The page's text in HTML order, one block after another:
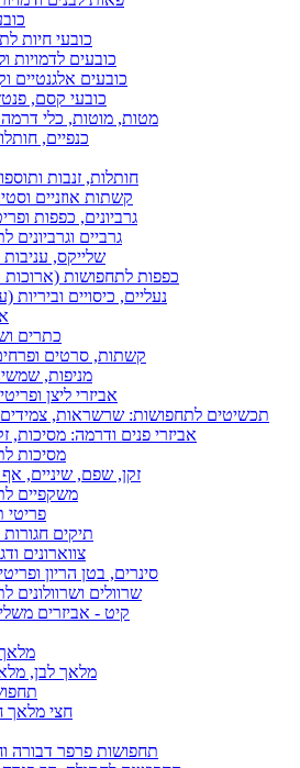
כובעי חיות
כובעים לדמויות
כובעים אלגנטיים
כובעי קסם,
מטות, מוטות, כלי דרמה
כנפיים,
חותלות, זנבות
קשתות אוזניים
גרביונים, כפפות
גרביים וגרביונים
שלייקס, עניבות
כפפות לתחפושות (ארוכות
נעליים, כיסויים וביריות
כתרים
קשתות, סרטים
מניפות,
אביזרי ליצן
תכשיטים לתחפושות: שרשראות, צמידים
אביזרי פנים ודרמה: מסיכות,
מסיכות
זקן, שפם, שיניים, אף
משקפיים
פריטי
תיקים חגורות
צווארונים
סינרים, בטן הריון
שרוולים ושרוולונים
קיט - אביזרים
מלאך לבן,
חצי מלאך
תחפושות פרפר דבורה